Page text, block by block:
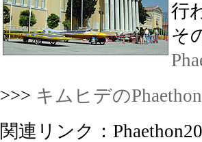
行
そ
>>> キムヒデの
関連リンク：